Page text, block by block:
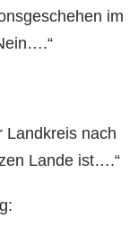
im
Landkreis nach
Lande ist….“